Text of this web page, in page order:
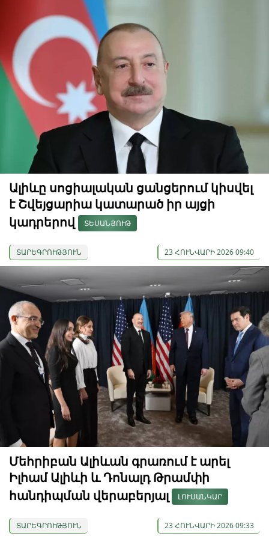
Ալիևը սոցիալական ցանցերում կիսվել
է Շվեյցարիա կատարած իր այցի
կադրերով
ՏԵՍԱՆՅՈՒԹ
ՏԱՐԵԳՐՈՒԹՅՈՒՆ 23 ՀՈՒՆՎԱՐԻ 2026 09:40
Մեհրիբան Ալիևան գրառում է արել
Իլհամ Ալիևի և Դոնալդ Թրամփի
հանդիպման վերաբերյալ
ԼՈՒՍԱՆԿԱՐ
ՏԱՐԵԳՐՈՒԹՅՈՒՆ 23 ՀՈՒՆՎԱՐԻ 2026 09:33